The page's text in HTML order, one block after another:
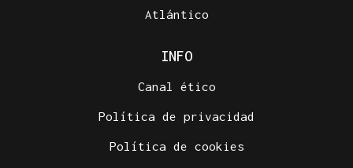
Atlántico
INFO
Canal ético
Política de privacidad
Política de cookies